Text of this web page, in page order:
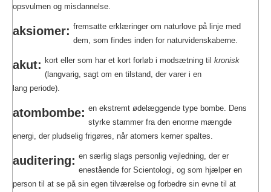
opsvulmen og misdannelse.
aksiomer: fremsatte erklæringer om naturlove på linje med
dem, som findes inden for naturvidenskaberne.
akut: kort eller som har et kort forløb i modsætning til kronisk
(langvarig, sagt om en tilstand, der varer i en
lang periode).
atombombe: en ekstremt ødelæggende type bombe. Dens
styrke stammer fra den enorme mængde
energi, der pludselig frigøres, når atomers kerner spaltes.
auditering: en særlig slags personlig vejledning, der er
enestående for Scientologi, og som hjælper en
person til at se på sin egen tilværelse og forbedre sin evne til at